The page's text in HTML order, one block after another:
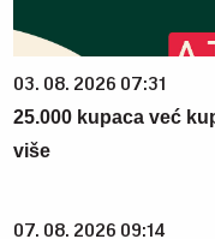
03. 08. 2026 07:31
25.000 kupaca već
više
07. 08. 2026 09:14